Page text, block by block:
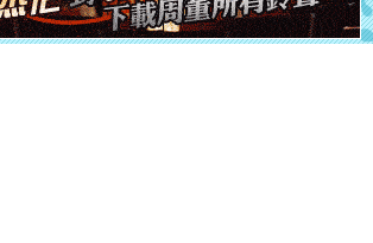
[元旦]当我狠下心扭头离去那一刻，你在我身后无助地哭
泣，这痛楚让我明白我多么爱你。我转身抱住你：这猪不